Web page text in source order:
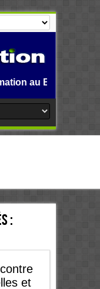
en Afrique et
:
et